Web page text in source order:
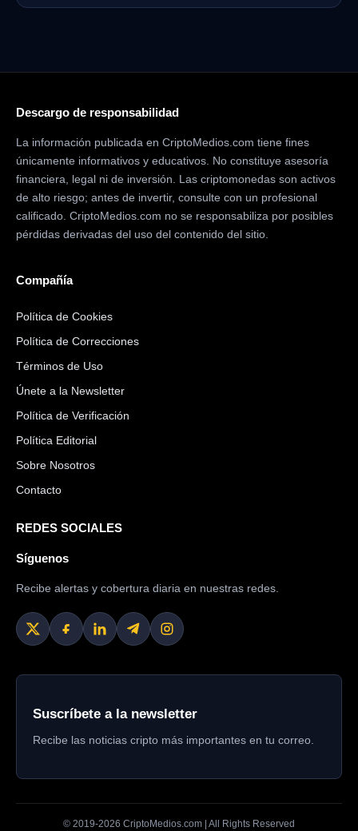
Descargo de responsabilidad
La información publicada en CriptoMedios.com tiene fines
únicamente informativos y educativos. No constituye asesoría
financiera, legal ni de inversión. Las criptomonedas son activos
de alto riesgo; antes de invertir, consulte con un profesional
calificado. CriptoMedios.com no se responsabiliza por posibles
pérdidas derivadas del uso del contenido del sitio.
Compañía
Política de Cookies
Política de Correcciones
Términos de Uso
Únete a la Newsletter
Política de Verificación
Política Editorial
Sobre Nosotros
Contacto
REDES SOCIALES
Síguenos
Recibe alertas y cobertura diaria en nuestras redes.
Suscríbete a la newsletter
Recibe las noticias cripto más importantes en tu correo.
© 2019-2026 CriptoMedios.com | All Rights Reserved